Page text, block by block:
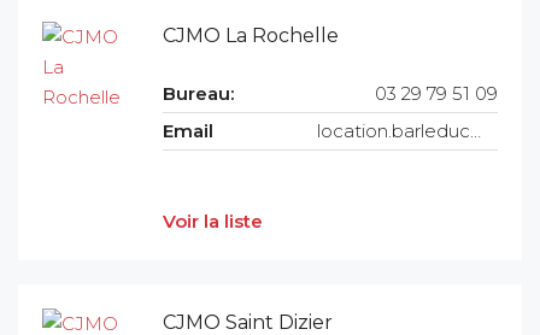
CJMO La Rochelle
Bureau:
03 29 79 51 09
Email
location.barleduc@cjmo.fr
Voir la liste
CJMO Saint Dizier